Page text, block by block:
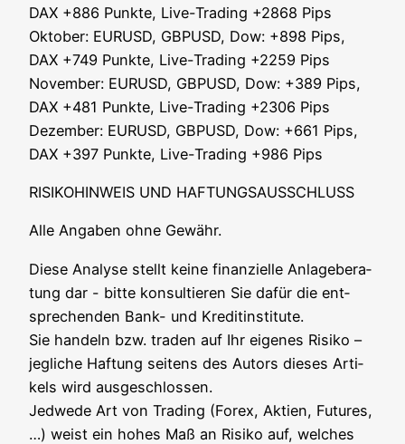
DAX +886 Punk­te, Live-Tra­ding +2868 Pips
Okto­ber: EURUSD, GBPUSD, Dow: +898 Pips,
DAX +749 Punk­te, Live-Tra­ding +2259 Pips
Novem­ber: EURUSD, GBPUSD, Dow: +389 Pips,
DAX +481 Punk­te, Live-Tra­ding +2306 Pips
Dezem­ber: EURUSD, GBPUSD, Dow: +661 Pips,
DAX +397 Punk­te, Live-Tra­ding +986 Pips
RISIKOHINWEIS UND HAFTUNGSAUSSCHLUSS
Alle Anga­ben ohne Gewähr.
Die­se Ana­ly­se stellt kei­ne finan­zi­el­le Anla­ge­be­ra­
tung dar - bit­te kon­sul­tie­ren Sie dafür die ent­
spre­chen­den Bank- und Kre­dit­in­sti­tu­te.
Sie han­deln bzw. traden auf Ihr eige­nes Risi­ko –
jeg­li­che Haf­tung sei­tens des Autors die­ses Arti­
kels wird aus­ge­schlos­sen.
Jed­we­de Art von Tra­ding (Forex, Akti­en, Futures,
…) weist ein hohes Maß an Risi­ko auf, wel­ches